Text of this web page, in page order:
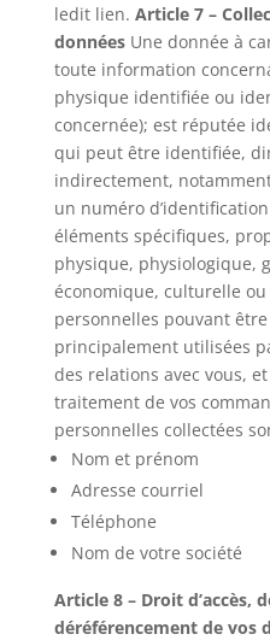
ledit lien. Article 7 –
donnéesUne donnée à
toute information
physique identifiée ou
concernée); est réputée
qui peut être identifiée,
indirectement,
un numéro
éléments spécifiques,
physique, physiologique,
économique, culturelle
personnelles pouvant
principalement utilisées
des relations avec vous,
traitement de vos
personnelles collectées
Nom et prénom
Adresse courriel
Téléphone
Nom de votre société
Article 8 – Droit d’accès,
déréférencement de vos